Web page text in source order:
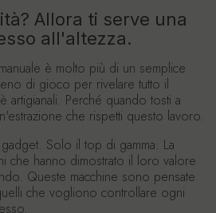
Allora ti serve una
all'altezza.
è molto più di un semplice
di gioco per rivelare tutto il
artigianali. Perché quando tosti a
che rispetti questo lavoro.
Solo il top di gamma: La
che hanno dimostrato il loro valore
Queste macchine sono pensate
che vogliono controllare ogni